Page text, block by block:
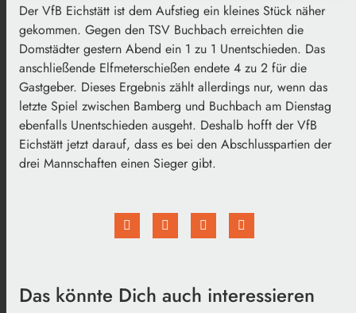
Der VfB Eichstätt ist dem Aufstieg ein kleines Stück näher
gekommen. Gegen den TSV Buchbach erreichten die
Domstädter gestern Abend ein 1 zu 1 Unentschieden. Das
anschließende Elfmeterschießen endete 4 zu 2 für die
Gastgeber. Dieses Ergebnis zählt allerdings nur, wenn das
letzte Spiel zwischen Bamberg und Buchbach am Dienstag
ebenfalls Unentschieden ausgeht. Deshalb hofft der VfB
Eichstätt jetzt darauf, dass es bei den Abschlusspartien der
drei Mannschaften einen Sieger gibt.
Das könnte Dich auch interessieren